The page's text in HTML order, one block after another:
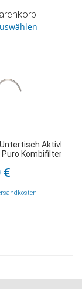
Aktivkohle-